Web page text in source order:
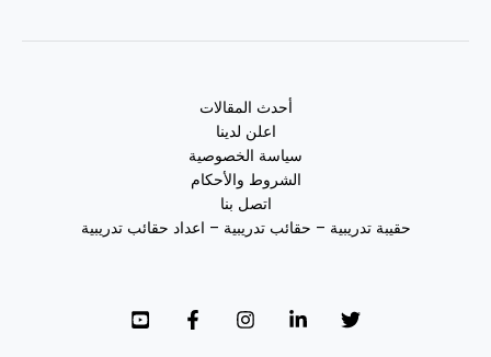
أحدث المقالات
اعلن لدينا
سياسة الخصوصية
الشروط والأحكام
اتصل بنا
حقيبة تدريبية – حقائب تدريبية – اعداد حقائب تدريبية